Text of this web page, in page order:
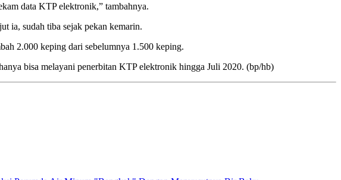
data KTP elektronik,” tambahnya.
ia, sudah tiba sejak pekan kemarin.
2.000 keping dari sebelumnya 1.500 keping.
bisa melayani penerbitan KTP elektronik hingga Juli 2020. (bp/hb)